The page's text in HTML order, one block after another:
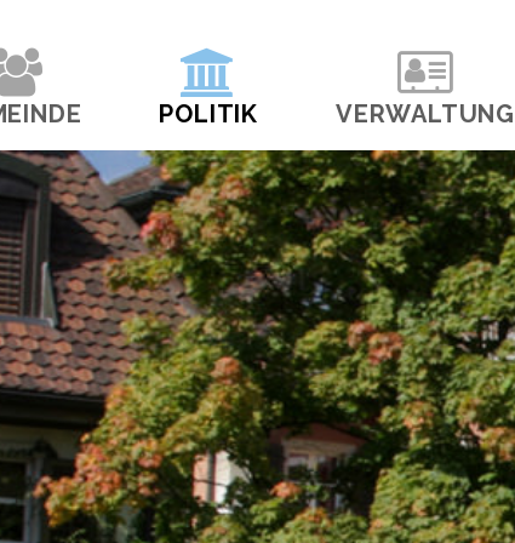
POLITIK VERWALTUNG